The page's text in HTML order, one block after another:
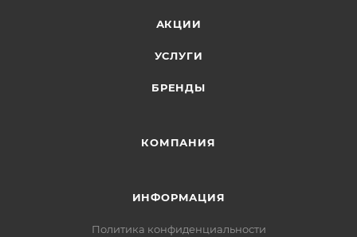
АКЦИИ
УСЛУГИ
БРЕНДЫ
КОМПАНИЯ
ИНФОРМАЦИЯ
Политика конфиденциальности